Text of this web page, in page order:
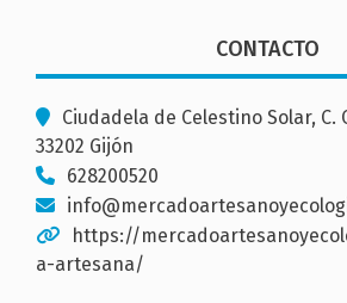
CONTACTO
Ciudadela de Celestino Solar, C.
33202 Gijón
628200520
https://
a-artesana/